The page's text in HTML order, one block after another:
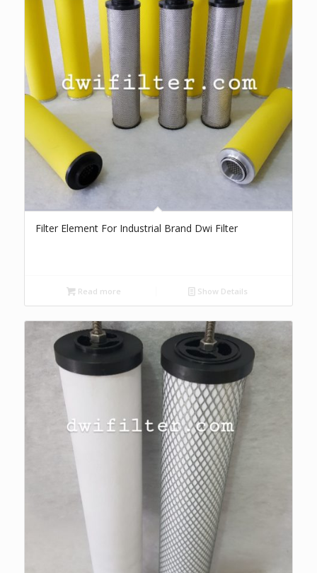
Filter Element For Industrial Brand Dwi Filter
Read more Show Details